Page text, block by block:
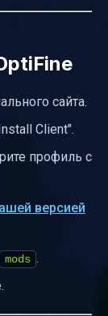
сайта.
Client".
профиль с
версией
mods .